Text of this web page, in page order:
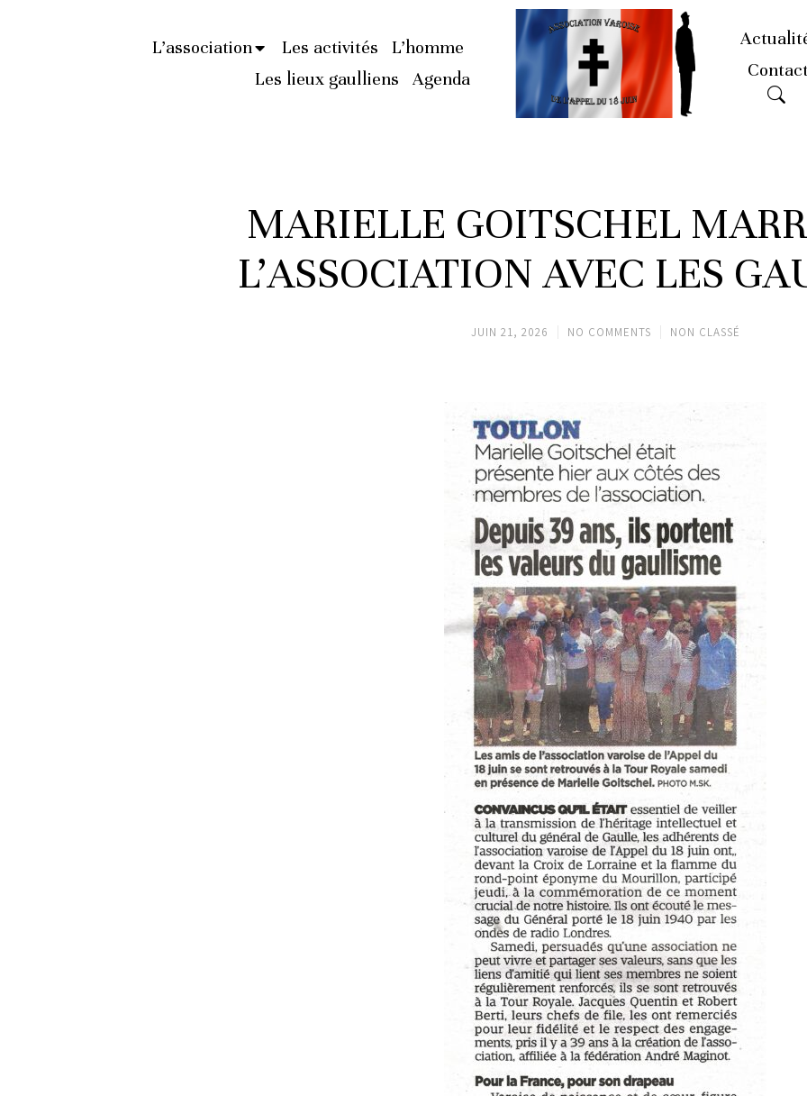
L’association Les activités
L’homme
Les lieux gaulliens
Agenda
MARIELLE GOITSCHEL
L’ASSOCIATION AVEC LES
JUIN 21, 2026 NO COMMENTS NON CLASSÉ